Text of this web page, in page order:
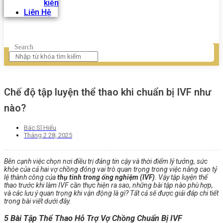
kiện
Liên Hệ
Search
Chế độ tập luyện thể thao khi chuẩn bị IVF như
nào?
Bác Sĩ Hiếu
Tháng 2 28, 2025
Bên cạnh việc chọn nơi điều trị đáng tin cậy và thời điểm lý tưởng, sức
khỏe của cả hai vợ chồng đóng vai trò quan trọng trong việc nâng cao tỷ
lệ thành công củathụ tinh trong ống nghiệm (IVF) . Vậy tập luyện thể
thao trước khi làm IVF cần thực hiện ra sao, những bài tập nào phù hợp,
và các lưu ý quan trọng khi vận động là gì? Tất cả sẽ được giải đáp chi tiết
trong bài viết dưới đây.
5 Bài Tập Thể Thao Hỗ Trợ Vợ Chồng Chuẩn Bị IVF